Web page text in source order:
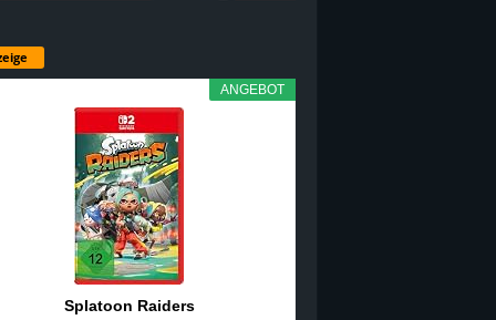
ANGEBOT
Splatoon Raiders